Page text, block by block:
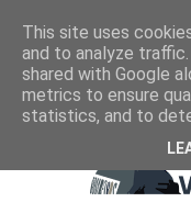
This site uses
and to analyze
shared with Google
metrics to ensure
statistics, and to